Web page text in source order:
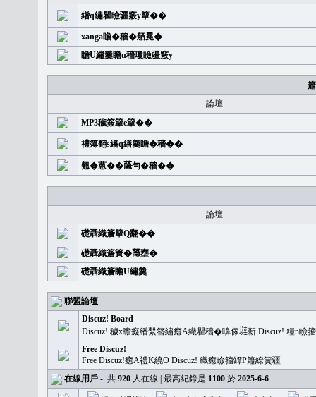
繒q繡瞿瞼疆竅y簞��
xanga瞻�穡�舾冕�
瞻U繡羹瞻u穡瓊瞼疆竅y
論壇
MP3穢簽簞e簞��
禮簿翻s繙q繕羹瞻�穡��
翹�蒽��𦻕勻�穡��
論壇
礎聶織簷簞Q翻��
礎聶織簷簣�𦻕壅�
礎聶織簷瞻U繡羹
聯盟論壇
Discuz! Board
Discuz! 穢x瞻癡繙繫簪繡癒A織瞿穡�嚊傢𡐿新 Discuz! 糧n
Free Discuz!
Free Discuz!癒A禮K繞O Discuz! 織癒瞼籀罈P簫繚簧疆
在線用戶 - 共 920 人在線 | 最高紀錄是 1100 於 2025-6-6.